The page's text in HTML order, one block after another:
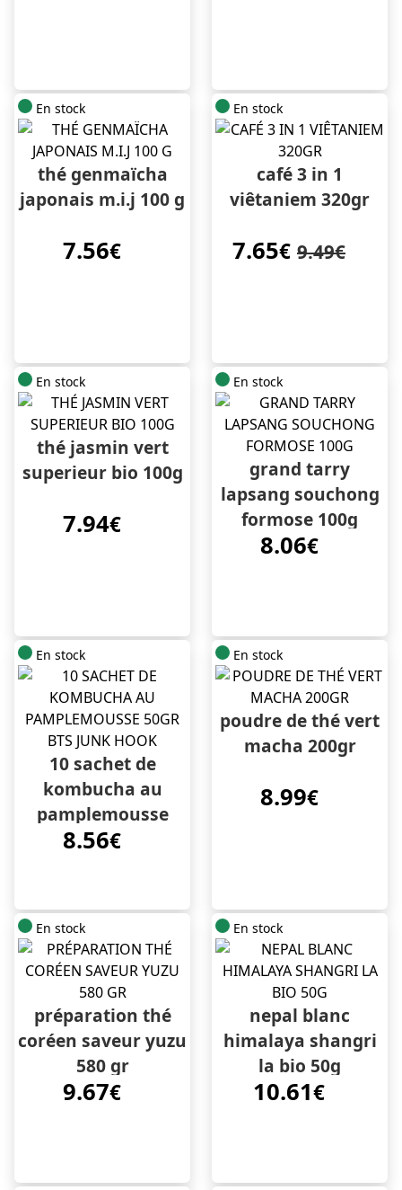
En stock
thé genmaïcha
japonais m.i.j 100 g
7.56€
En stock
café 3 in 1
viêtaniem 320gr
7.65€ 9.49€
En stock
thé jasmin vert
superieur bio 100g
7.94€
En stock
grand tarry
lapsang souchong
formose 100g
8.06€
En stock
10 sachet de
kombucha au
pamplemousse
50gr bts junk hook
8.56€
En stock
poudre de thé vert
macha 200gr
8.99€
En stock
préparation thé
coréen saveur yuzu
580 gr
9.67€
En stock
nepal blanc
himalaya shangri
la bio 50g
10.61€